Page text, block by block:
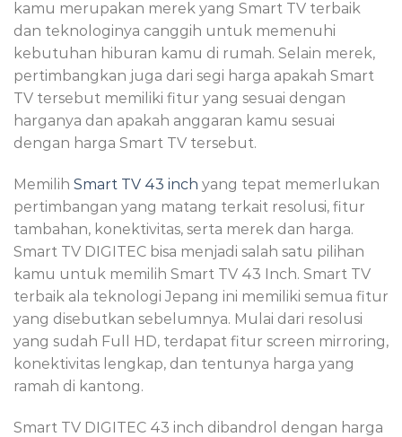
kamu merupakan merek yang Smart TV terbaik
dan teknologinya canggih untuk memenuhi
kebutuhan hiburan kamu di rumah. Selain merek,
pertimbangkan juga dari segi harga apakah Smart
TV tersebut memiliki fitur yang sesuai dengan
harganya dan apakah anggaran kamu sesuai
dengan harga Smart TV tersebut.
Memilih Smart TV 43 inch yang tepat memerlukan
pertimbangan yang matang terkait resolusi, fitur
tambahan, konektivitas, serta merek dan harga.
Smart TV DIGITEC bisa menjadi salah satu pilihan
kamu untuk memilih Smart TV 43 Inch. Smart TV
terbaik ala teknologi Jepang ini memiliki semua fitur
yang disebutkan sebelumnya. Mulai dari resolusi
yang sudah Full HD, terdapat fitur screen mirroring,
konektivitas lengkap, dan tentunya harga yang
ramah di kantong.
Smart TV DIGITEC 43 inch dibandrol dengan harga